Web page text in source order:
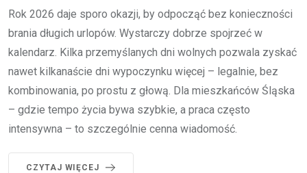
Rok 2026 daje sporo okazji, by odpocząć bez konieczności
brania długich urlopów. Wystarczy dobrze spojrzeć w
kalendarz. Kilka przemyślanych dni wolnych pozwala zyskać
nawet kilkanaście dni wypoczynku więcej – legalnie, bez
kombinowania, po prostu z głową. Dla mieszkańców Śląska
– gdzie tempo życia bywa szybkie, a praca często
intensywna – to szczególnie cenna wiadomość.
CZYTAJ WIĘCEJ